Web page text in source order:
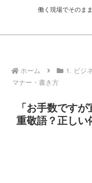
働く現場でそのま
ホーム 1. ビジ
マナー・書き方
「お手数です
重敬語？正し